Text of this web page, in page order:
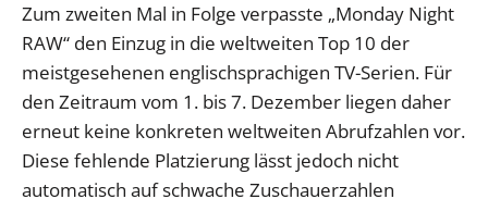
Zum zweiten Mal in Folge verpasste „Monday Night
RAW“ den Einzug in die weltweiten Top 10 der
meistgesehenen englischsprachigen TV-Serien. Für
den Zeitraum vom 1. bis 7. Dezember liegen daher
erneut keine konkreten weltweiten Abrufzahlen vor.
Diese fehlende Platzierung lässt jedoch nicht
automatisch auf schwache Zuschauerzahlen